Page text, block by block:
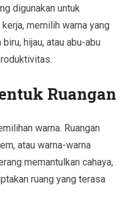
digunakan untuk
memilih warna yang
hijau, atau abu-abu
Ruangan
warna. Ruangan
atau warna-warna
memantulkan cahaya,
ruang yang terasa